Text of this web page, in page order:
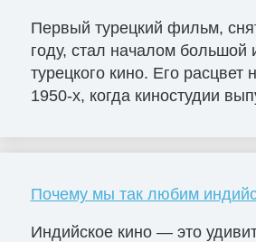
Первый турецкий фильм,
году, стал началом большой
турецкого кино. Его расцвет
1950-х, когда киностудии
Почему мы так любим
Индийское кино — это